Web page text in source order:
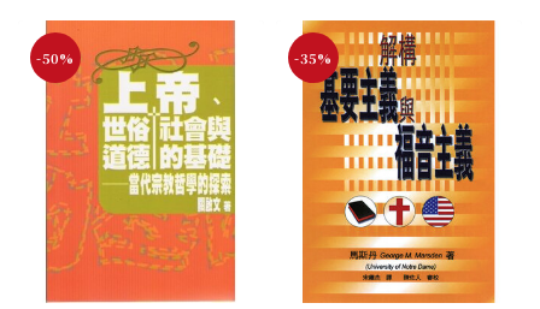
-50% -35%